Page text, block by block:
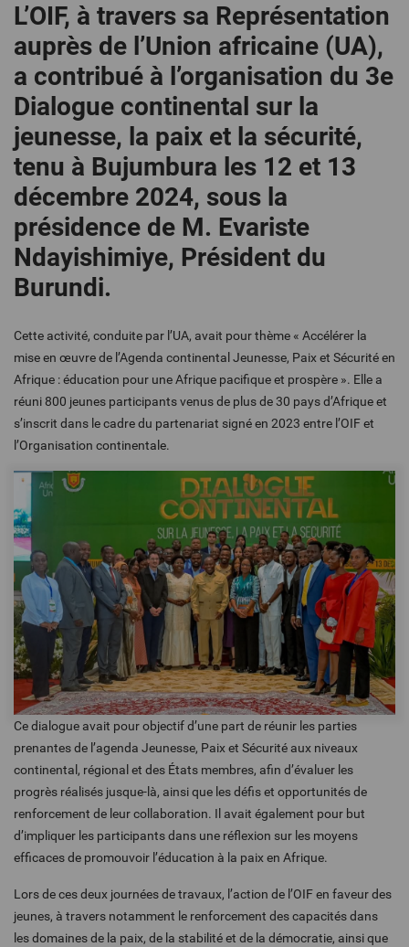
L’OIF, à travers sa Représentation
auprès de l’Union africaine (UA),
a contribué à l’organisation du 3e
Dialogue continental sur la
jeunesse, la paix et la sécurité,
tenu à Bujumbura les 12 et 13
décembre 2024, sous la
présidence de M. Evariste
Ndayishimiye, Président du
Burundi.
Cette activité, conduite par l’UA, avait pour thème « Accélérer la
mise en œuvre de l’Agenda continental Jeunesse, Paix et Sécurité en
Afrique : éducation pour une Afrique pacifique et prospère ». Elle a
réuni 800 jeunes participants venus de plus de 30 pays d’Afrique et
s’inscrit dans le cadre du partenariat signé en 2023 entre l’OIF et
l’Organisation continentale.
Ce dialogue avait pour objectif d’une part de réunir les parties
prenantes de l’agenda Jeunesse, Paix et Sécurité aux niveaux
continental, régional et des États membres, afin d’évaluer les
progrès réalisés jusque-là, ainsi que les défis et opportunités de
renforcement de leur collaboration. Il avait également pour but
d’impliquer les participants dans une réflexion sur les moyens
efficaces de promouvoir l’éducation à la paix en Afrique.
Lors de ces deux journées de travaux, l’action de l’OIF en faveur des
jeunes, à travers notamment le renforcement des capacités dans
les domaines de la paix, de la stabilité et de la démocratie, ainsi que